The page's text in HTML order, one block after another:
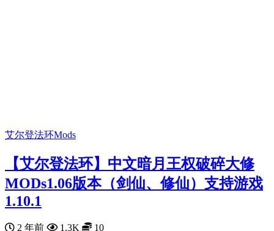
艾尔登法环Mods
【艾尔登法环】中文暗月王权破碎大修
MODs1.06版本（剑仙、修仙）支持游戏
1.10.1
2 年前 1.3K 10